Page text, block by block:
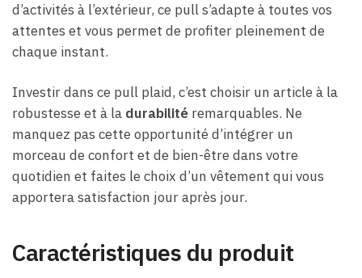
d’activités à l’extérieur, ce pull s’adapte à toutes vos
attentes et vous permet de profiter pleinement de
chaque instant.
Investir dans ce pull plaid, c’est choisir un article à la
robustesse et à la durabilité remarquables. Ne
manquez pas cette opportunité d’intégrer un
morceau de confort et de bien-être dans votre
quotidien et faites le choix d’un vêtement qui vous
apportera satisfaction jour après jour.
Caractéristiques du produit